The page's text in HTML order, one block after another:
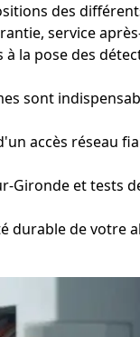
des
service
la pose des
sont
accès réseau
Gironde et tests
durable de votre